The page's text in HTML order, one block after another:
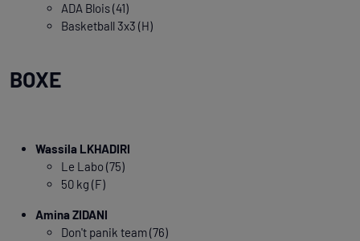
ADA Blois (41)
Basketball 3x3 (H)
BOXE
Wassila LKHADIRI
Le Labo (75)
50 kg (F)
Amina ZIDANI
Don't panik team (76)